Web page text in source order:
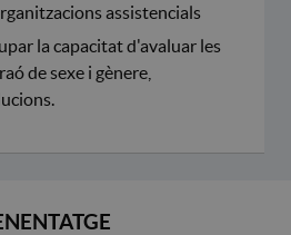
assistencials
la capacitat d'avaluar les
de sexe i gènere,